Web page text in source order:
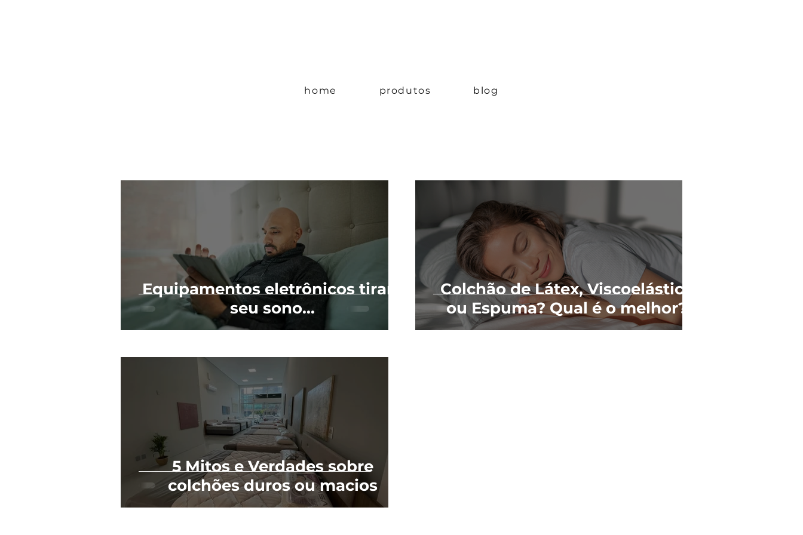
home produtos blog
Equipamentos eletrônicos tiram
seu sono...
Colchão de Látex, Viscoelástico
ou Espuma? Qual é o melhor?
5 Mitos e Verdades sobre
colchões duros ou macios